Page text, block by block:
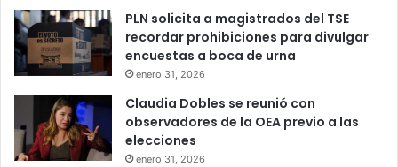
PLN solicita a magistrados del TSE
recordar prohibiciones para divulgar
encuestas a boca de urna
enero 31, 2026
Claudia Dobles se reunió con
observadores de la OEA previo a las
elecciones
enero 31, 2026